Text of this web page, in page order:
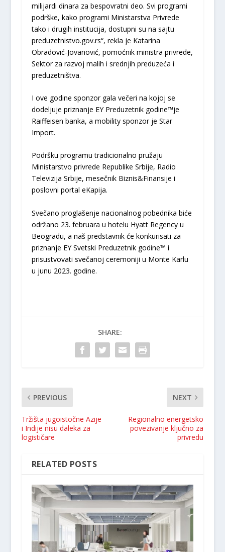
milijardi dinara za bespovratni deo. Svi programi
podrške, kako programi Ministarstva Privrede
tako i drugih institucija, dostupni su na sajtu
preduzetnistvo.gov.rs“, rekla je Katarina
Obradović-Jovanović, pomoćnik ministra privrede,
Sektor za razvoj malih i srednjih preduzeća i
preduzetništva.
I ove godine sponzor gala večeri na kojoj se
dodeljuje priznanje EY Preduzetnik godine™je
Raiffeisen banka, a mobility sponzor je Star
Import.
Podršku programu tradicionalno pružaju
Ministarstvo privrede Republike Srbije, Radio
Televizija Srbije, mesečnik Biznis&Finansije i
poslovni portal eKapija.
Svečano proglašenje nacionalnog pobednika biće
održano 23. februara u hotelu Hyatt Regency u
Beogradu, a naš predstavnik će konkurisati za
priznanje EY Svetski Preduzetnik godine™ i
prisustvovati svečanoj ceremoniji u Monte Karlu
u junu 2023. godine.
SHARE:
PREVIOUS
Tržišta jugoistočne Azije
i Indije nisu daleka za
logističare
NEXT
Regionalno energetsko
povezivanje ključno za
privredu
RELATED POSTS